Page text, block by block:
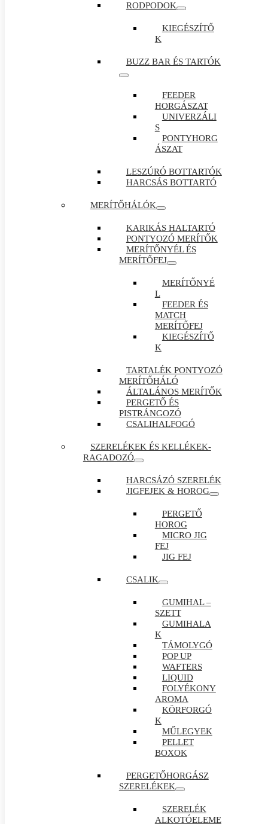
RODPODOK
KIEGÉSZÍTŐ
K
BUZZ BAR ÉS TARTÓK
FEEDER
HORGÁSZAT
UNIVERZÁLI
S
PONTYHORG
ÁSZAT
LESZÚRÓ BOTTARTÓK
HARCSÁS BOTTARTÓ
MERÍTŐHÁLÓK
KARIKÁS HALTARTÓ
PONTYOZÓ MERÍTŐK
MERÍTŐNYÉL ÉS
MERÍTŐFEJ
MERÍTŐNYÉ
L
FEEDER ÉS
MATCH
MERÍTŐFEJ
KIEGÉSZÍTŐ
K
TARTALÉK PONTYOZÓ
MERÍTŐHÁLÓ
ÁLTALÁNOS MERÍTŐK
PERGETŐ ÉS
PISTRÁNGOZÓ
CSALIHALFOGÓ
SZERELÉKEK ÉS KELLÉKEK-
RAGADOZÓ
HARCSÁZÓ SZERELÉK
JIGFEJEK & HOROG
PERGETŐ
HOROG
MICRO JIG
FEJ
JIG FEJ
CSALIK
GUMIHAL –
SZETT
GUMIHALA
K
TÁMOLYGÓ
POP UP
WAFTERS
LIQUID
FOLYÉKONY
AROMA
KÖRFORGÓ
K
MŰLEGYEK
PELLET
BOXOK
PERGETŐHORGÁSZ
SZERELÉKEK
SZERELÉK
ALKOTÓELEME